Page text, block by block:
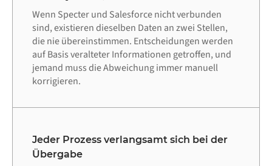
Wenn Specter und Salesforce nicht verbunden
sind, existieren dieselben Daten an zwei Stellen,
die nie übereinstimmen. Entscheidungen werden
auf Basis veralteter Informationen getroffen, und
jemand muss die Abweichung immer manuell
korrigieren.
Jeder Prozess verlangsamt sich bei der
Übergabe